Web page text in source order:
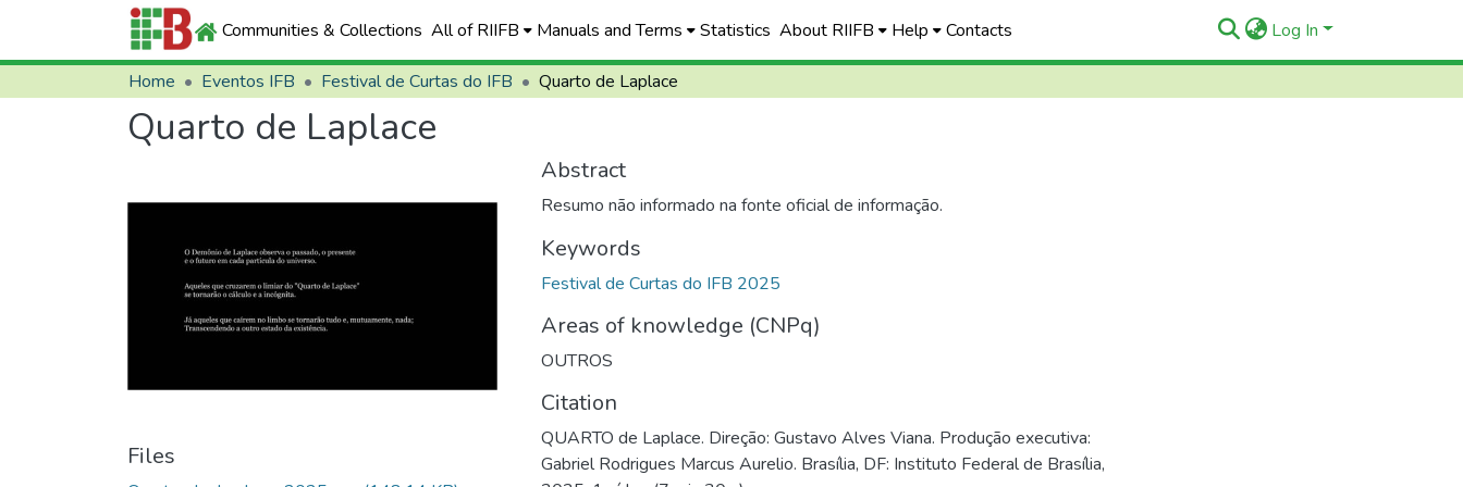
Communities & Collections All of RIIFB Manuals and Terms Statistics About RIIFB Help Contacts Log In
Home Eventos IFB Festival de Curtas do IFB Quarto de Laplace
Quarto de Laplace
Files
Abstract
Resumo não informado na fonte oficial de informação.
Keywords
Festival de Curtas do IFB 2025
Areas of knowledge (CNPq)
OUTROS
Citation
QUARTO de Laplace. Direção: Gustavo Alves Viana. Produção executiva:
Gabriel Rodrigues Marcus Aurelio. Brasília, DF: Instituto Federal de Brasília,